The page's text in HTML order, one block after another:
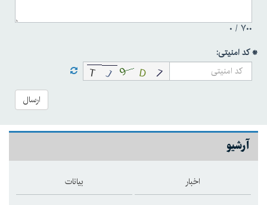
۷۰۰ /
۰
* کد امنیتی:
ارسال
آرشیو
اخبار بیانات